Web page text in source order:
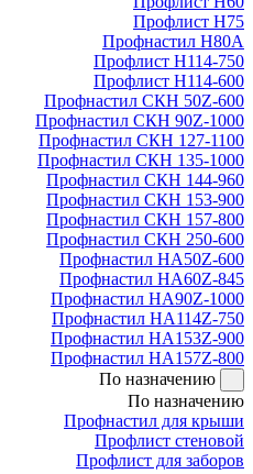
Профлист Н75
Профнастил Н80А
Профлист Н114-750
Профлист Н114-600
Профнастил СКН 50Z-600
Профнастил СКН 90Z-1000
Профнастил СКН 127-1100
Профнастил СКН 135-1000
Профнастил СКН 144-960
Профнастил СКН 153-900
Профнастил СКН 157-800
Профнастил СКН 250-600
Профнастил НА50Z-600
Профнастил НА60Z-845
Профнастил НА90Z-1000
Профнастил НА114Z-750
Профнастил НА153Z-900
Профнастил НА157Z-800
По назначению
По назначению
Профнастил для крыши
Профлист стеновой
Профлист для заборов